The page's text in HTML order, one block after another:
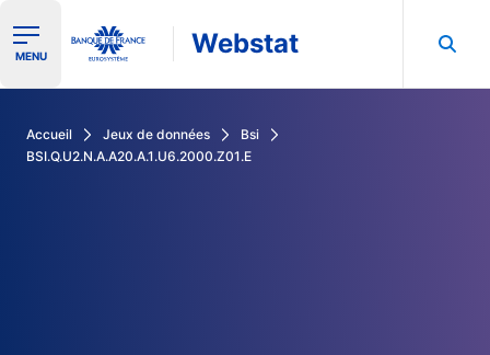
Ouvrir le menu de navigation
MENU Webstat
Accueil Jeux de données
Bsi
BSI.Q.U2.N.A.A20.A.1.U6.2000.Z01.E